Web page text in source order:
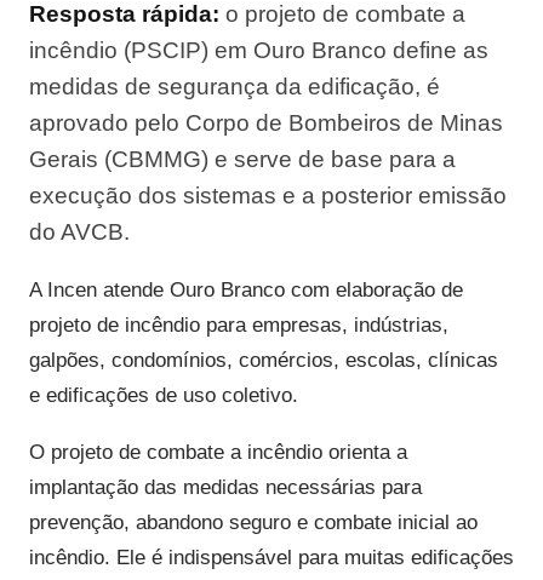
Resposta rápida: o projeto de combate a
incêndio (PSCIP) em Ouro Branco define as
medidas de segurança da edificação, é
aprovado pelo Corpo de Bombeiros de Minas
Gerais (CBMMG) e serve de base para a
execução dos sistemas e a posterior emissão
do AVCB.
A Incen atende Ouro Branco com elaboração de
projeto de incêndio para empresas, indústrias,
galpões, condomínios, comércios, escolas, clínicas
e edificações de uso coletivo.
O projeto de combate a incêndio orienta a
implantação das medidas necessárias para
prevenção, abandono seguro e combate inicial ao
incêndio. Ele é indispensável para muitas edificações